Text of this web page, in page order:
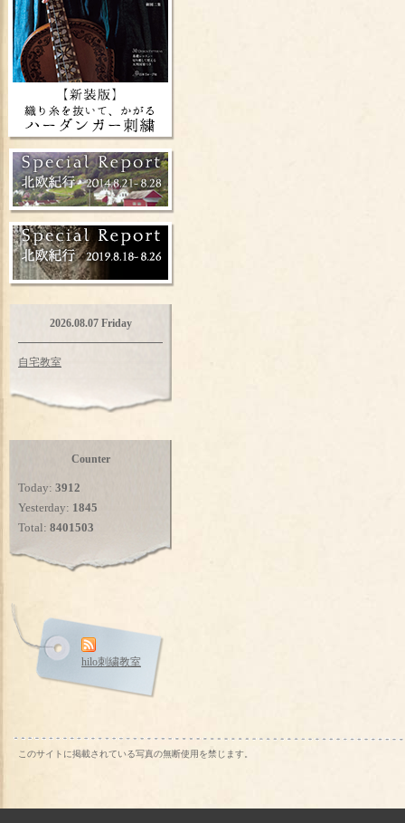
2026.08.07 Friday
自宅教室
Counter
Today: 3912
Yesterday: 1845
Total: 8401503
hilo刺繍教室
このサイトに掲載されている写真の無断使用を禁じます。